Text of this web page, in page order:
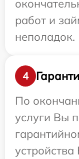
работ и
неполадок.
4
По
услуги Вы